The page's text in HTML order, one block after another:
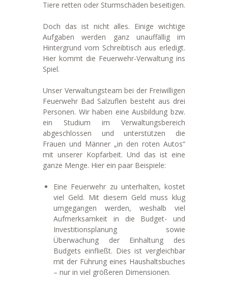
Tiere retten oder Sturmschäden beseitigen.
Doch das ist nicht alles. Einige wichtige
Aufgaben werden ganz unauffällig im
Hintergrund vom Schreibtisch aus erledigt.
Hier kommt die Feuerwehr-Verwaltung ins
Spiel.
Unser Verwaltungsteam bei der Freiwilligen
Feuerwehr Bad Salzuflen besteht aus drei
Personen. Wir haben eine Ausbildung bzw.
ein Studium im Verwaltungsbereich
abgeschlossen und unterstützen die
Frauen und Männer „in den roten Autos“
mit unserer Kopfarbeit. Und das ist eine
ganze Menge. Hier ein paar Beispiele:
Eine Feuerwehr zu unterhalten, kostet
viel Geld. Mit diesem Geld muss klug
umgegangen werden, weshalb viel
Aufmerksamkeit in die Budget- und
Investitionsplanung sowie
Überwachung der Einhaltung des
Budgets einfließt. Dies ist vergleichbar
mit der Führung eines Haushaltsbuches
– nur in viel größeren Dimensionen.